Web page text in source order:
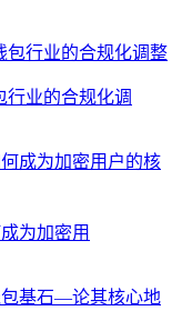
行业的合规化调
为加密用